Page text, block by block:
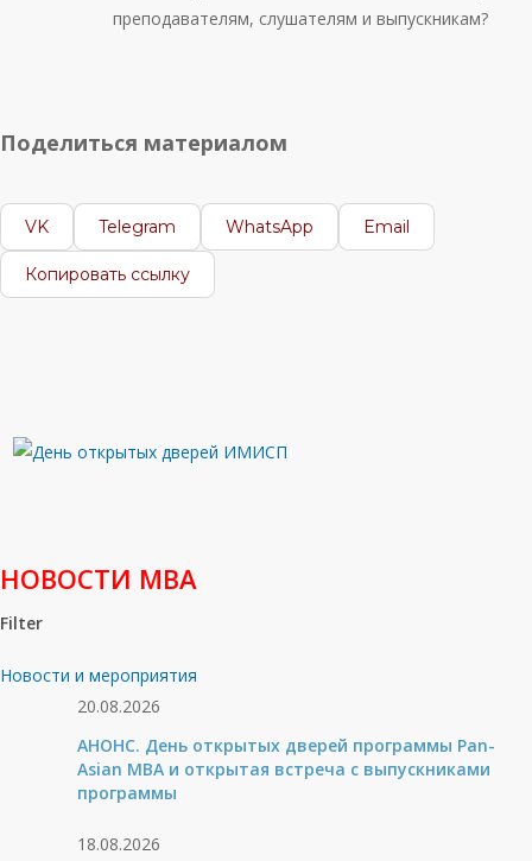
преподавателям, слушателям и выпускникам?
Поделиться материалом
VK Telegram WhatsApp Email
Копировать ссылку
НОВОСТИ МВА
Filter
Новости и мероприятия
20.08.2026
АНОНС. День открытых дверей программы Pan-
Asian MBA и открытая встреча с выпускниками
программы
18.08.2026